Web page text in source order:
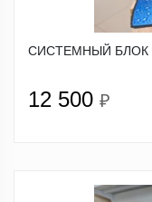
СИСТЕМНЫЙ БЛОК
12 500 ₽